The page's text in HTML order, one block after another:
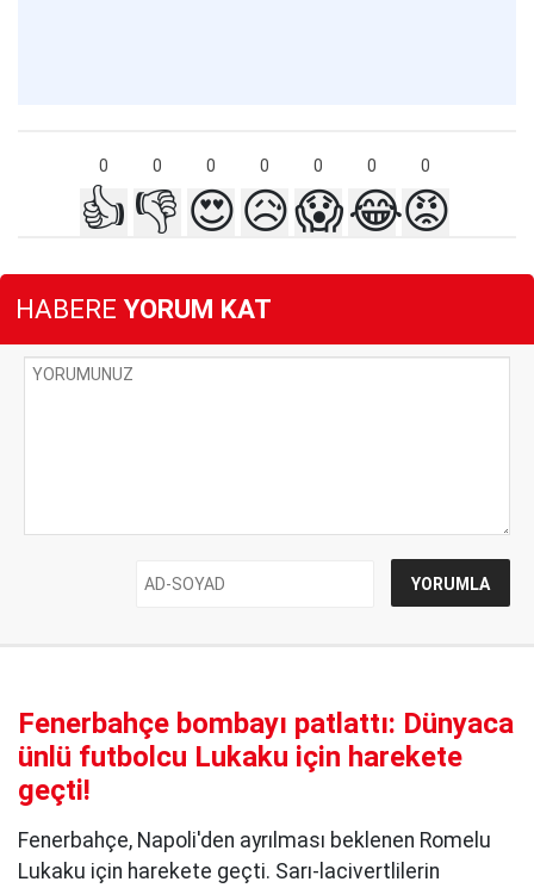
0 0 0 0 0 0 0
👍 👎 😍😥😱😂😡
HABERE YORUM KAT
Fenerbahçe bombayı patlattı: Dünyaca
ünlü futbolcu Lukaku için harekete
geçti!
Fenerbahçe, Napoli'den ayrılması beklenen Romelu
Lukaku için harekete geçti. Sarı-lacivertlilerin